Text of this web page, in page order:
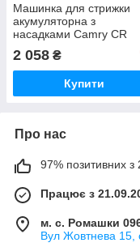
Машинка для стрижки
акумуляторна з
насадками Camry CR
керамічне лезо,
2 058 ₴
Купити
Про нас
97% позитивних з
Працює з
м. с. Ромашки
Вул Жовтнева 15,